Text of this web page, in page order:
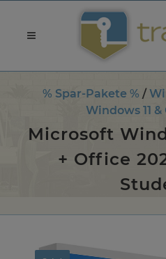
% Spar-Pakete % /
Windows 11 &
Microsoft
+ Office